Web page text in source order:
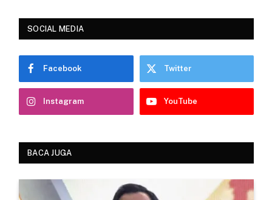
SOCIAL MEDIA
Facebook Twitter
Instagram YouTube
BACA JUGA